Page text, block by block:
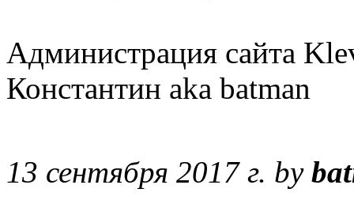
Администрация сайта
Константин aka batman
13 сентября 2017 г. by